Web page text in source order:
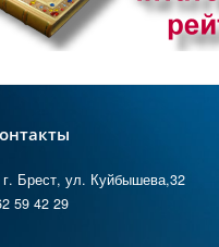
г. Брест, ул. Куйбышева,32
59 42 29